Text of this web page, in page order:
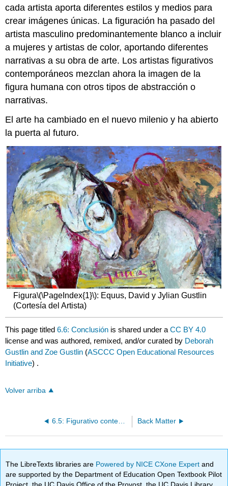
cada artista aporta diferentes estilos y medios para
crear imágenes únicas. La figuración ha pasado del
artista masculino predominantemente blanco a incluir
a mujeres y artistas de color, aportando diferentes
narrativas a su obra de arte. Los artistas figurativos
contemporáneos mezclan ahora la imagen de la
figura humana con otros tipos de abstracción o
narrativas.
El arte ha cambiado en el nuevo milenio y ha abierto
la puerta al futuro.
Figura\(\PageIndex{1}\): Equus, David y Jylian Gustlin
(Cortesía del Artista)
This page titled6.6: Conclusión is shared under aCC BY 4.0
license and was authored, remixed, and/or curated by Deborah
Gustlin and Zoe Gustlin (ASCCC Open Educational Resources
Initiative) .
Volver arriba
6.5: Figurativo contemporáneo Back Matter
The LibreTexts libraries are Powered by NICE CXone Expertand
are supported by the Department of Education Open Textbook Pilot
Project, the UC Davis Office of the Provost, the UC Davis Library,